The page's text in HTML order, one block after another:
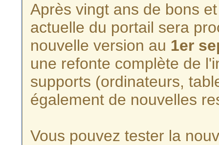
Après vingt ans de bons
actuelle du portail sera
nouvelle version au 1er
une refonte complète de
supports (ordinateurs,
également de nouvelles
Vous pouvez tester la